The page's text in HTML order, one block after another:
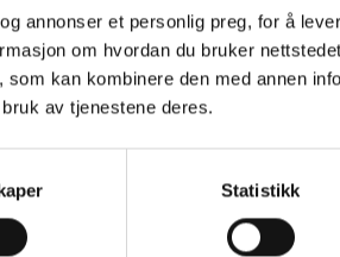
annonser et personlig preg, for å
om hvordan du bruker
kan kombinere den med annen
av tjenestene deres.
Statistikk